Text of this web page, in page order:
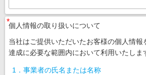
個人情報の取り扱いについて
当社はご提供いただいたお客様の個人情
達成に必要な範囲内において利用いたしま
1．事業者の氏名または名称
*